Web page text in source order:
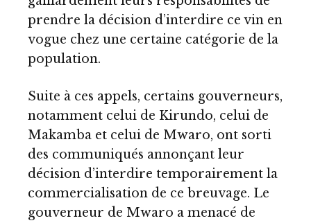
prendre la décision d’interdire ce vin en
vogue chez une certaine catégorie de la
population.
Suite à ces appels, certains gouverneurs,
notamment celui de Kirundo, celui de
Makamba et celui de Mwaro, ont sorti
des communiqués annonçant leur
décision d’interdire temporairement la
commercialisation de ce breuvage. Le
gouverneur de Mwaro a menacé de